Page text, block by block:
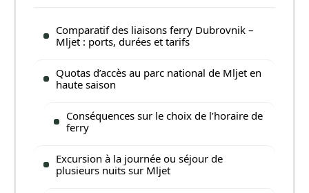
Comparatif des liaisons ferry Dubrovnik –
Mljet : ports, durées et tarifs
Quotas d’accès au parc national de Mljet en
haute saison
Conséquences sur le choix de l’horaire de
ferry
Excursion à la journée ou séjour de
plusieurs nuits sur Mljet